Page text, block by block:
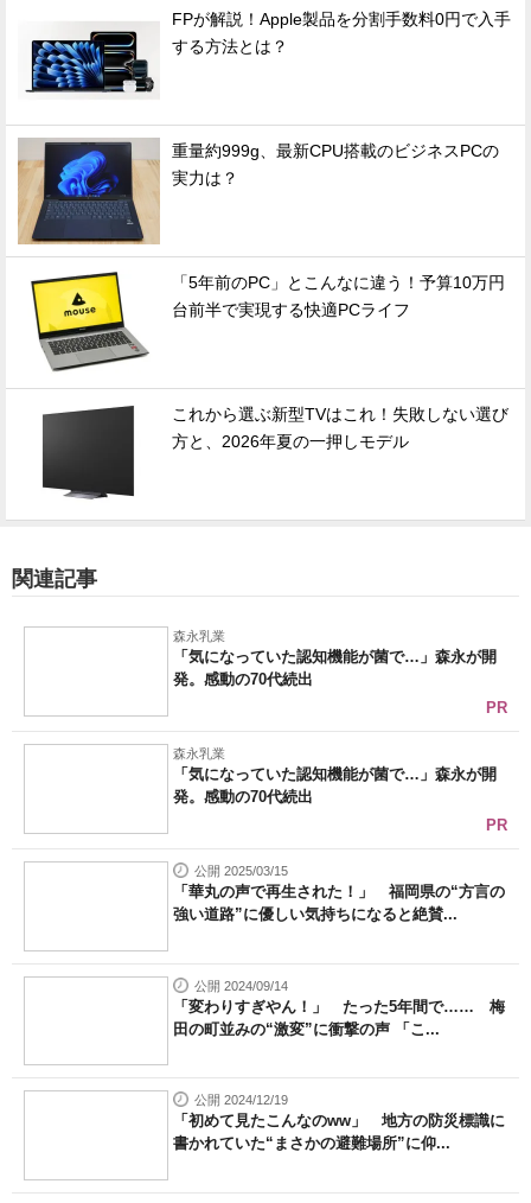
FPが解説！Apple製品を分割手数料0円で入手
する方法とは？
重量約999g、最新CPU搭載のビジネスPCの
実力は？
「5年前のPC」とこんなに違う！予算10万円
台前半で実現する快適PCライフ
これから選ぶ新型TVはこれ！失敗しない選び
方と、2026年夏の一押しモデル
関連記事
森永乳業
「気になっていた認知機能が菌で…」森永が開
発。感動の70代続出
PR
森永乳業
「気になっていた認知機能が菌で…」森永が開
発。感動の70代続出
PR
公開 2025/03/15
「華丸の声で再生された！」 福岡県の“方言の
強い道路”に優しい気持ちになると絶賛...
公開 2024/09/14
「変わりすぎやん！」 たった5年間で…… 梅
田の町並みの“激変”に衝撃の声 「こ...
公開 2024/12/19
「初めて見たこんなのww」 地方の防災標識に
書かれていた“まさかの避難場所”に仰...